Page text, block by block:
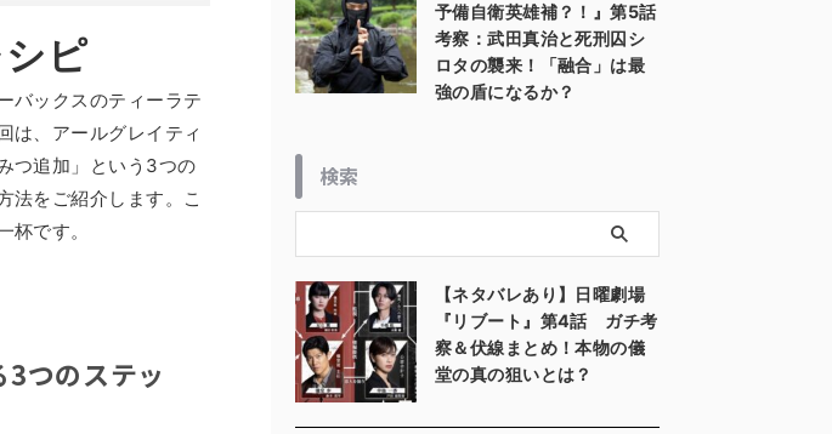
ピ
バックスのティーラテ
は、アールグレイティ
つ追加」という3つの
法をご紹介します。こ
です。
つのステッ
予備自衛英雄補？！』第5話
考察：武田真治と死刑囚シ
ロタの襲来！「融合」は最
強の盾になるか？
検索
【ネタバレあり】日曜劇場
『リブート』第4話 ガチ考
察＆伏線まとめ！本物の儀
堂の真の狙いとは？